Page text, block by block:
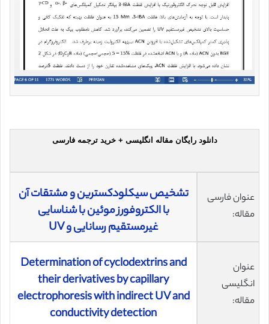
دانلود رایگان مقاله انگلیسی + خرید ترجمه فارسی
عنوان فارسی
مقاله:
تشخیص سیکلودکسترین و مشتقات آن
با الکتروفورز موئین با شناسایی
غیرمستقیم رسانایی و UV
عنوان
انگلیسی
مقاله:
Determination of cyclodextrins and
their derivatives by capillary
electrophoresis with indirect UV and
conductivity detection